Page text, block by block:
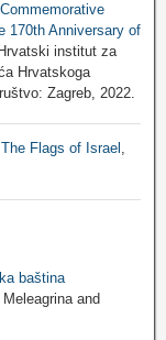
170th Anniversary of
institut za
Hrvatskoga
Zagreb, 2022.
Flags of Israel
baština
and